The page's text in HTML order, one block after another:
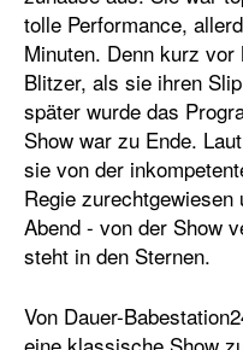
tolle Performance,
Minuten. Denn kurz
Blitzer, als sie ihren
später wurde das
Show war zu Ende.
sie von der
Regie
Abend - von der Show
steht in den Sternen.
Von Dauer-